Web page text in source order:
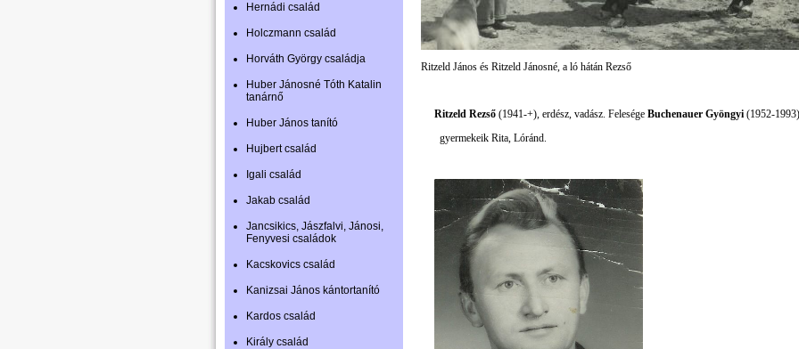
Hernádi család
Holczmann család
Horváth György családja
Huber Jánosné Tóth Katalin
tanárnő
Huber János tanító
Hujbert család
Igali család
Jakab család
Jancsikics, Jászfalvi, Jánosi,
Fenyvesi családok
Kacskovics család
Kanizsai János kántortanító
Kardos család
Király család
Ritzeld János és Ritzeld Jánosné, a ló hátán Rezső
Ritzeld Rezső (1941-+), erdész, vadász. Felesége Buchenauer Gyöngyi (1952-
gyermekeik Rita, Lóránd.